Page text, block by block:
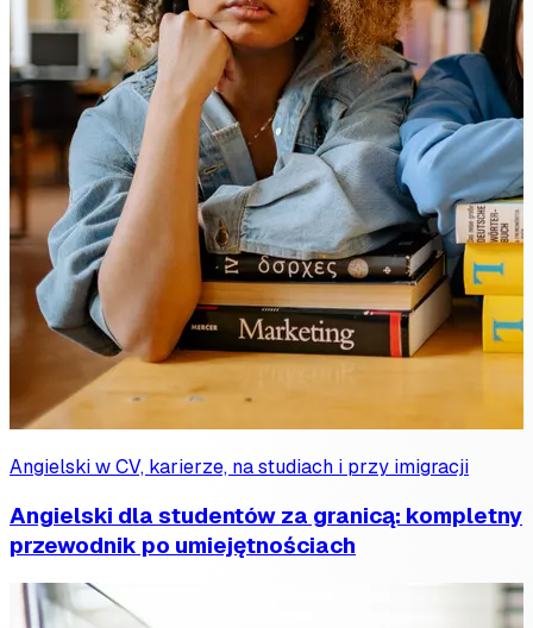
Angielski w CV, karierze, na studiach i przy imigracji
Angielski dla studentów za granicą: kompletny
przewodnik po umiejętnościach